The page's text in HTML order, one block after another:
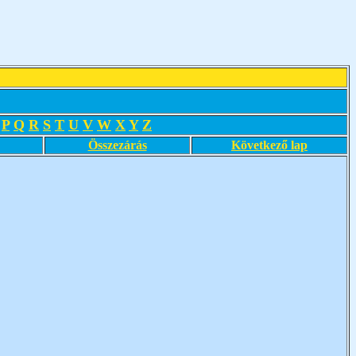
P Q R S T U V W X Y Z
Összezárás Következő lap